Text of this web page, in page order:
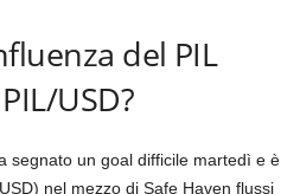
del PIL
USD?
segnato un goal difficile martedì e è
nel mezzo di Safe Haven flussi